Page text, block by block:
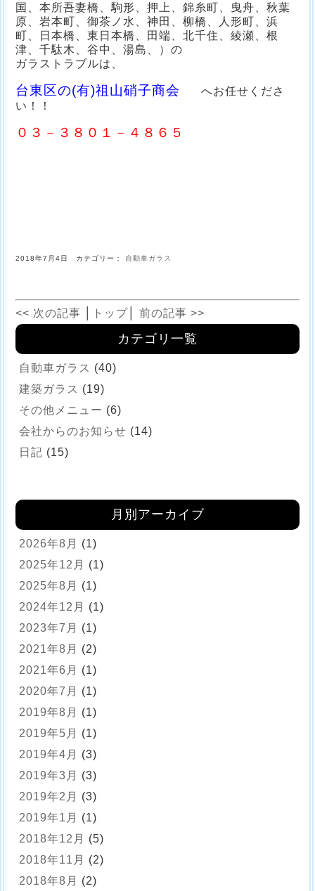
国、本所吾妻橋、駒形、押上、錦糸町、曳舟、秋葉
原、岩本町、御茶ノ水、神田、柳橋、人形町、浜
町、日本橋、東日本橋、田端、北千住、綾瀬、根
津、千駄木、谷中、湯島、）の
ガラストラブルは、
台東区の(有)祖山硝子商会
へお任せくださ
い！！
０３－３８０１－４８６５
2018年7月4日 カテゴリー： 自動車ガラス
<< 次の記事 トップ │前の記事 >>
カテゴリ一覧
自動車ガラス (40)
建築ガラス (19)
その他メニュー (6)
会社からのお知らせ (14)
日記 (15)
月別アーカイブ
2026年8月
(1)
2025年12月
(1)
2025年8月
(1)
2024年12月
(1)
2023年7月
(1)
2021年8月
(2)
2021年6月
(1)
2020年7月
(1)
2019年8月
(1)
2019年5月
(1)
2019年4月
(3)
2019年3月
(3)
2019年2月
(3)
2019年1月
(1)
2018年12月
(5)
2018年11月
(2)
2018年8月
(2)